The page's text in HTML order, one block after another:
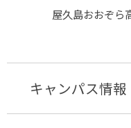
屋久島おおぞら
キャンパス情報